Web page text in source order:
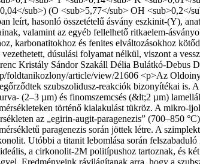
sub>) (O <sub>5,77</sub> OH <sub>0,2</
leírt, hasonló összetételű ásvány eszkinit-(Y),
valamint az egyéb fellelhető ritkaelem-
karbonatitokhoz és fenites elváltozásokhoz
dúsulási folyamat nélkül, viszont a
Kristály Sándor Szakáll Délia Bulátkó-Debus
foldtanikozlony/article/view/21606 <p>Az
szubszolidusz-reakciók bizonyítékai is.
(2–3 µm) és finomszemcsés (&lt;2 µm)
történő kialakulást tükröz. A mikro-
az „egirin-augit-paragenezis” (700–850
paragenezis során jöttek létre. A
Utóbbi a titanit lebomlása során
a cirkono­lit-2M politípushoz tartoznak, és
Eredményeink rávilágítanak arra, hogy a